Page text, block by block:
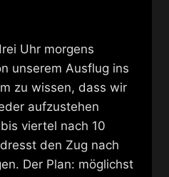
Uhr morgens
unserem Ausflug ins
zu wissen, dass wir
aufzustehen
viertel nach 10
den Zug nach
Der Plan: möglichst